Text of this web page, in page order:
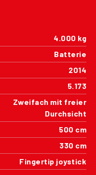
4.000 kg
Batterie
2014
5.173
Zweifach mit freier
Durchsicht
500 cm
330 cm
Fingertip joystick